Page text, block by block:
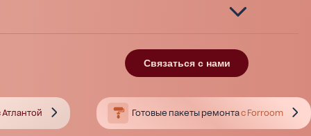
Связаться с нами
Атлантой Готовые пакеты ремонтас Forroom